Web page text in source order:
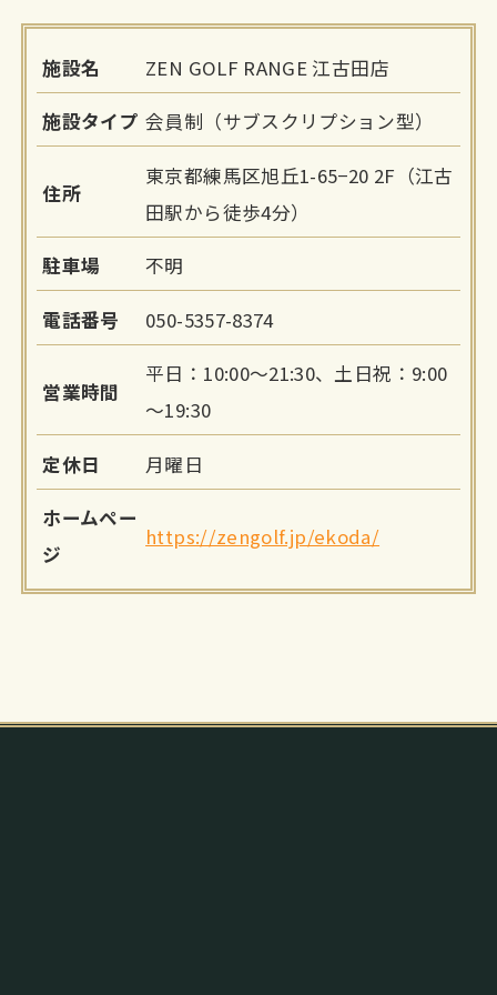
施設名 ZEN GOLF RANGE 江古田店
施設タイプ 会員制（サブスクリプション型）
住所
東京都練馬区旭丘1-65−20 2F（江古
田駅から徒歩4分）
駐車場 不明
電話番号 050-5357-8374
営業時間
平日：10:00～21:30、土日祝：9:00
～19:30
定休日 月曜日
ホームペー
ジ
https://zengolf.jp/ekoda/